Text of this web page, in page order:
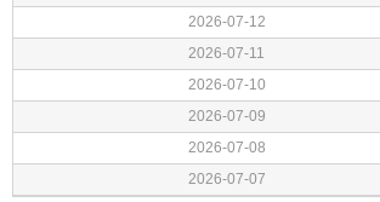
2026-07-12
2026-07-11
2026-07-10
2026-07-09
2026-07-08
2026-07-07